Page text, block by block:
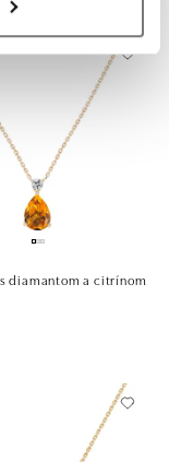
diamantom a citrínom